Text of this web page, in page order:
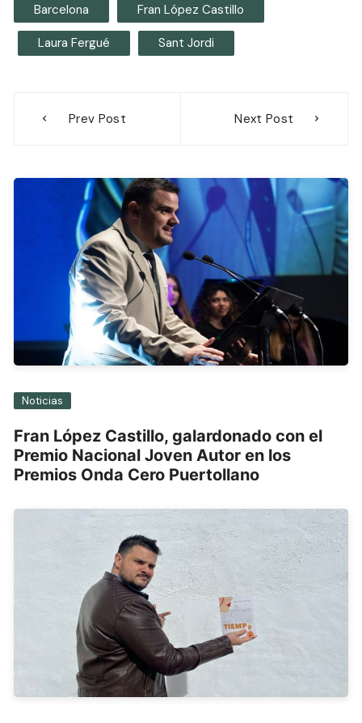
Barcelona Fran López Castillo
Laura Fergué Sant Jordi
Prev Post Next Post
Noticias
Fran López Castillo, galardonado con el
Premio Nacional Joven Autor en los
Premios Onda Cero Puertollano